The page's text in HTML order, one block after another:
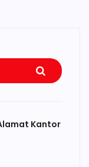
Kantor